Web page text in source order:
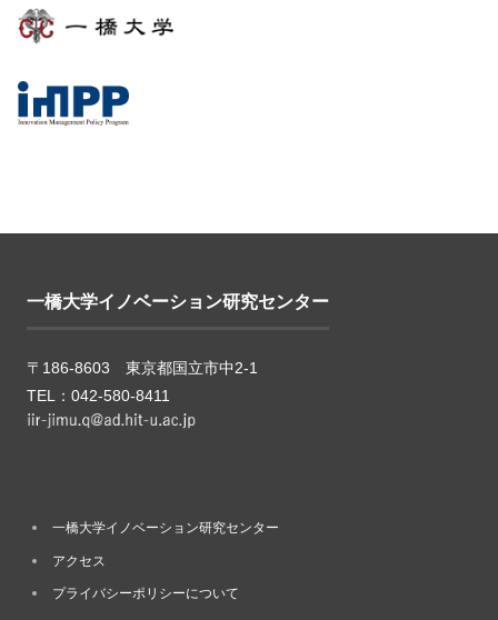
一橋大学イノベーション研究センター
〒186-8603 東京都国立市中2-1
TEL：042-580-8411
一橋大学イノベーション研究センター
アクセス
プライバシーポリシーについて